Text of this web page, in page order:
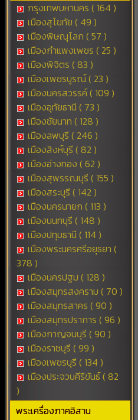
กรุงเทพมหานคร ( 164 )
เมืองสุโขทัย ( 49 )
เมืองพิษณุโลก ( 57 )
เมืองกำแพงเพชร ( 25 )
เมืองพิจิตร ( 83 )
เมืองเพชรบูรณ์ ( 23 )
เมืองนครสวรรค์ ( 109 )
เมืองอุทัยธานี ( 73 )
เมืองชัยนาท ( 128 )
เมืองลพบุรี ( 246 )
เมืองสิงห์บุรี ( 82 )
เมืองอ่างทอง ( 62 )
เมืองสุพรรณบุรี ( 155 )
เมืองสระบุรี ( 142 )
เมืองนครนายก ( 113 )
เมืองนนทบุรี ( 148 )
เมืองปทุมธานี ( 114 )
เมืองพระนครศรีอยุธยา (
378 )
เมืองนครปฐม ( 128 )
เมืองสมุทรสงคราม ( 70 )
เมืองสมุทรสาคร ( 90 )
เมืองสมุทรปราการ ( 96 )
เมืองกาญจนบุรี ( 90 )
เมืองราชบุรี ( 99 )
เมืองเพชรบุรี ( 134 )
เมืองประจวบคีรีขันธ์ ( 82
)
พระเครื่องภาคอิสาน